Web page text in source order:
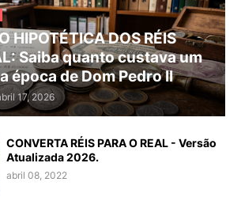
HIPOTÉTICA DOS RÉIS
Saiba quanto custava um
época de Dom Pedro II
17, 2026
CONVERTA RÉIS PARA O REAL - Versão
Atualizada 2026.
abril 08, 2022